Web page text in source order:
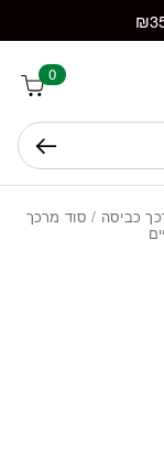
0
כביסה / סוד מרכך